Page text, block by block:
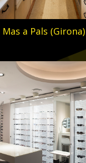
Mas a Pals (Girona)